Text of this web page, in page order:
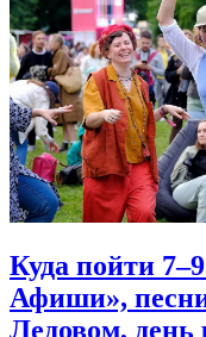
Куда пойти
Афиши»,
Ледовом,